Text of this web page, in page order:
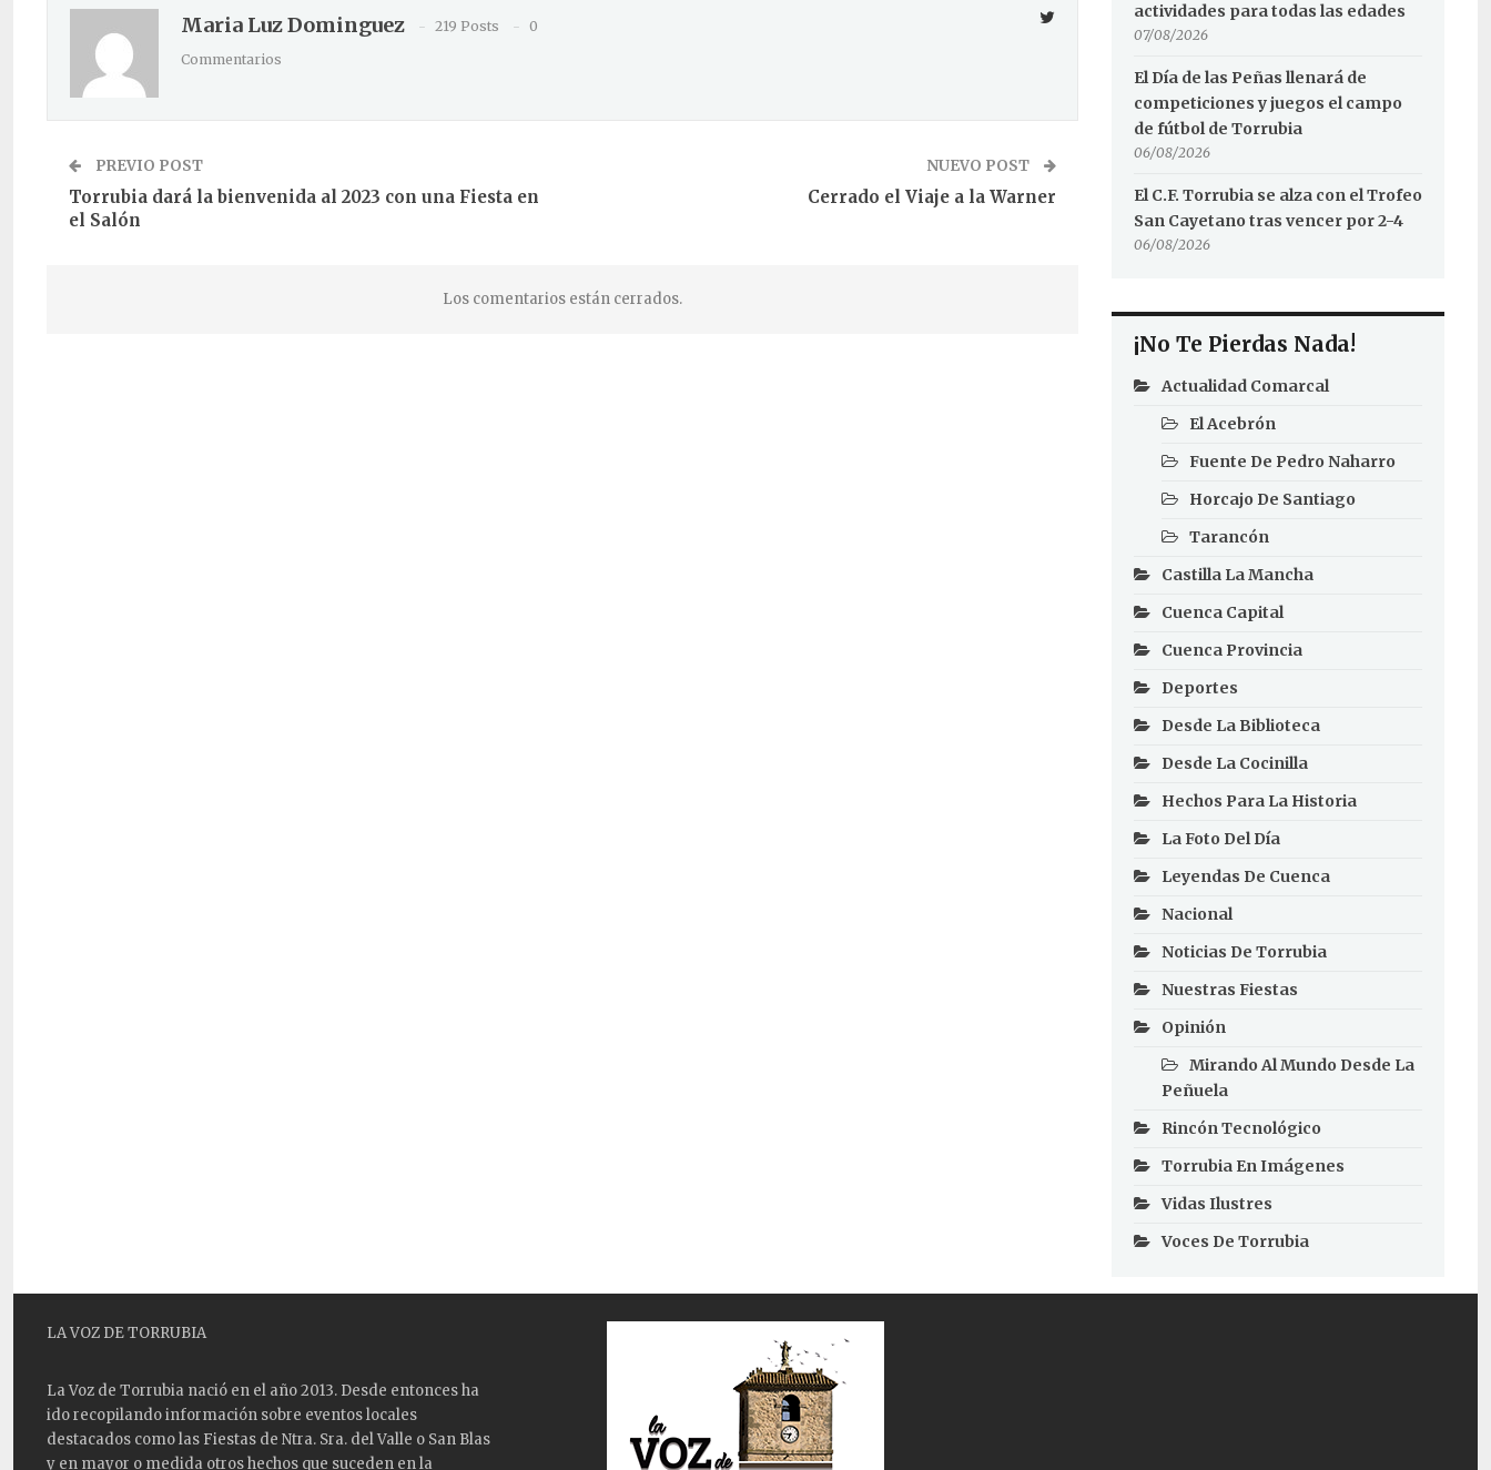
Maria Luz Dominguez 219 Posts
0
Commentarios
PREVIO POST
Torrubia dará la bienvenida al 2023 con una Fiesta en
el Salón
NUEVO POST
Cerrado el Viaje a la Warner
Los comentarios están cerrados.
actividades para todas las edades
07/08/2026
El Día de las Peñas llenará de
competiciones y juegos el campo
de fútbol de Torrubia
06/08/2026
El C.F. Torrubia se alza con el Trofeo
San Cayetano tras vencer por 2-4
06/08/2026
¡No Te Pierdas Nada!
Actualidad Comarcal
El Acebrón
Fuente De Pedro Naharro
Horcajo De Santiago
Tarancón
Castilla La Mancha
Cuenca Capital
Cuenca Provincia
Deportes
Desde La Biblioteca
Desde La Cocinilla
Hechos Para La Historia
La Foto Del Día
Leyendas De Cuenca
Nacional
Noticias De Torrubia
Nuestras Fiestas
Opinión
Mirando Al Mundo Desde La
Peñuela
Rincón Tecnológico
Torrubia En Imágenes
Vidas Ilustres
Voces De Torrubia
LA VOZ DE TORRUBIA
La Voz de Torrubia nació en el año 2013. Desde entonces ha
ido recopilando información sobre eventos locales
destacados como las Fiestas de Ntra. Sra. del Valle o San Blas
y en mayor o medida otros hechos que suceden en la